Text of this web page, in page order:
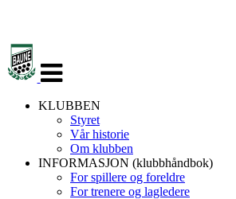
navigasjon
KLUBBEN
Styret
Vår historie
Om klubben
INFORMASJON (klubbhåndbok)
For spillere og foreldre
For trenere og lagledere